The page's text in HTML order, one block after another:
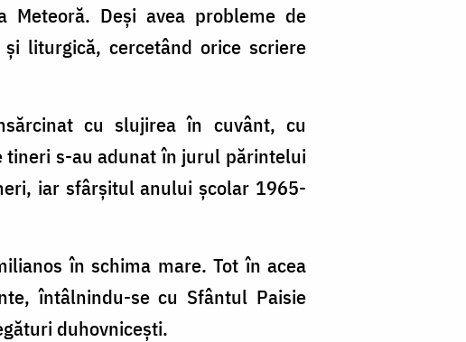
Deşi avea probleme de
liturgică, cercetând orice scriere
cu slujirea în cuvânt, cu
s-au adunat în jurul părintelui
iar sfârşitul anului şcolar 1965-
în schima mare. Tot în acea
întâlnindu-se cu Sfântul Paisie
duhovniceşti.